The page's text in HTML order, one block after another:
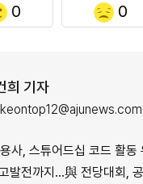
0 0
희 기자
, 스튜어드십 코드 활동 유인
전까지…與 전당대회, 공정